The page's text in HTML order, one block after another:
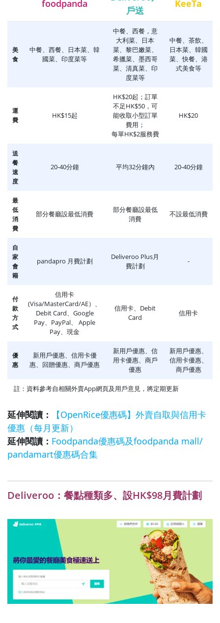
foodpanda
戶送
KeeTa
美
食
中餐、西餐、日本菜、韓
國菜、印度菜等
中餐、西餐，意
大利菜、日本
菜、黎巴嫩菜、
希臘菜、墨西哥
菜、清真菜、印
度菜等
中餐、茶飲、
日本菜、韓國
菜、快餐、港
式美食等
運
費
HK$15起
HK$20起；訂單
不足HK$50，可
能收取小型訂單
費用；
每單HK$2服務費
HK$20
送
餐
速
度
20-40分鐘 平均32分鐘內 20-40分鐘
最
低
消
費
部分餐廳設最低消費
部分餐廳設最低
消費
不設最低消費
自
家
會
籍
pandapro 月費計劃
Deliveroo Plus月
費計劃
-
付
款
方
式
信用卡
(Visa/MasterCard/AE）、
Debit Card、Google
Pay、PayPal、 Apple
Pay、現金
信用卡、Debit
Card
信用卡
優
惠
新用戶優惠、信用卡優
惠、回贈優惠、商戶優惠
新用戶優惠、信
用卡優惠、商戶
優惠
新用戶優惠、
信用卡優惠、
商戶優惠
註：資料參考自相關外賣App網頁及用戶意見，將定期更新
延伸閱讀：
【OpenRice優惠碼】外賣自取與信用卡
優惠（每月更新）
延伸閱讀： Foodpanda優惠碼及foodpanda mall/
pandamart優惠碼合集
Deliveroo：餐點種類多、設HK$98月費計劃